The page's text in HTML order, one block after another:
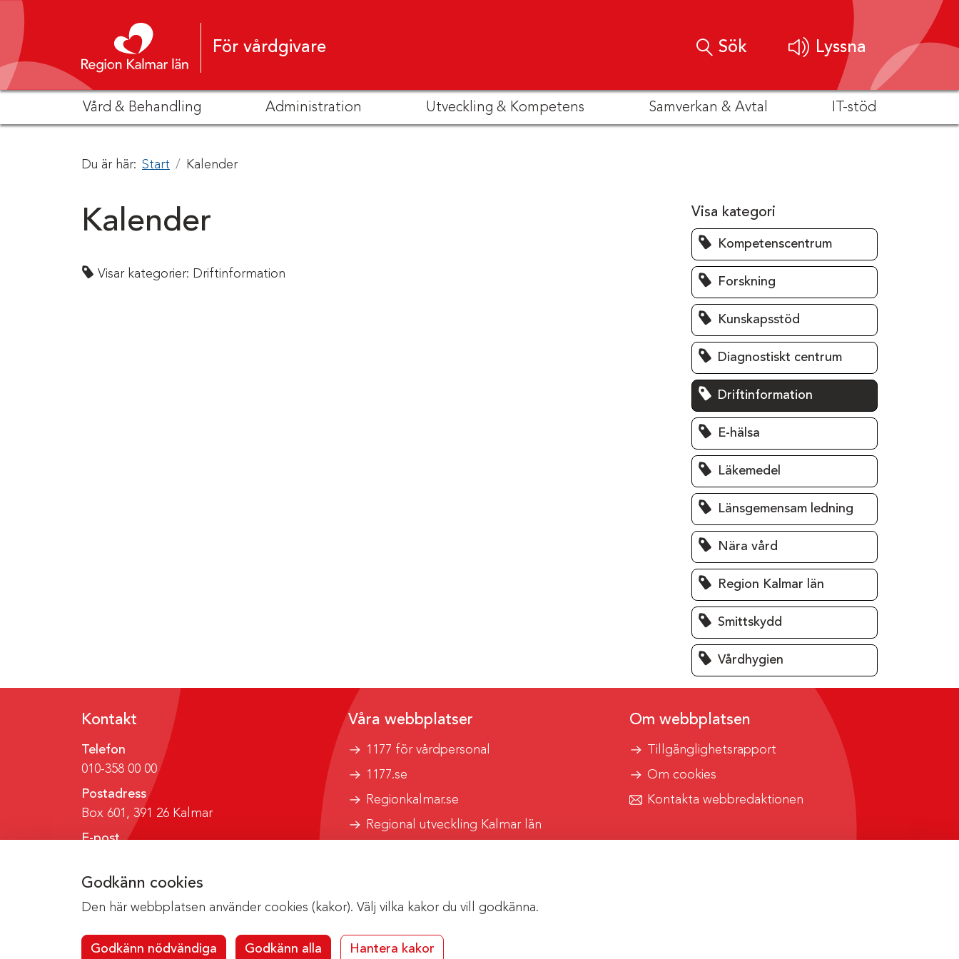
Godkänn cookies
Den här webbplatsen använder cookies (kakor). Välj vilka kakor du vill godkänna.
Godkänn nödvändiga Godkänn alla Hantera kakor
Hoppa till innehåll
För vårdgivare Sök Lyssna
Vård & Behandling Administration Utveckling & Kompetens Samverkan & Avtal IT-stöd
Du är här: Start Kalender
Kalender
Visar kategorier: Driftinformation
Visa kategori
Kompetenscentrum
Forskning
Kunskapsstöd
Diagnostiskt centrum
Driftinformation
E-hälsa
Läkemedel
Länsgemensam ledning
Nära vård
Region Kalmar län
Smittskydd
Vårdhygien
Kontakt
Telefon
010-358 00 00
Postadress
Box 601, 391 26 Kalmar
E-post
Våra webbplatser
1177 för vårdpersonal
1177.se
Regionkalmar.se
Regional utveckling Kalmar län
Om webbplatsen
Tillgänglighetsrapport
Om cookies
Kontakta webbredaktionen